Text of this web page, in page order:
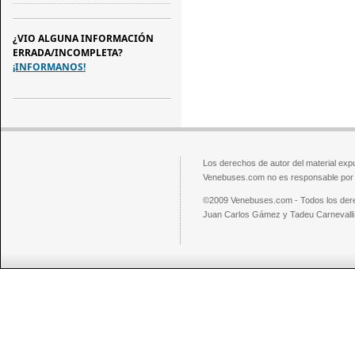
¿VIO ALGUNA INFORMACIÓN
ERRADA/INCOMPLETA?
¡INFORMANOS!
Los derechos de autor del material
Venebuses.com no es responsable
©2009 Venebuses.com - Todos los
Juan Carlos Gámez y Tadeu Carnevalli